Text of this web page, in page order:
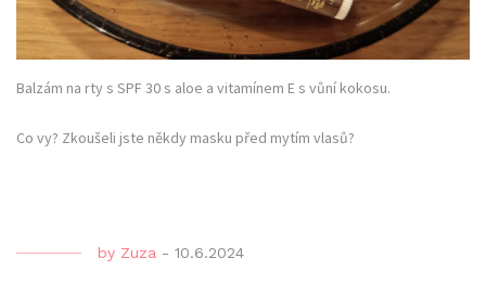
Balzám na rty s SPF 30 s aloe a vitamínem E s vůní kokosu.
Co vy? Zkoušeli jste někdy masku před mytím vlasů?
by Zuza - 10.6.2024